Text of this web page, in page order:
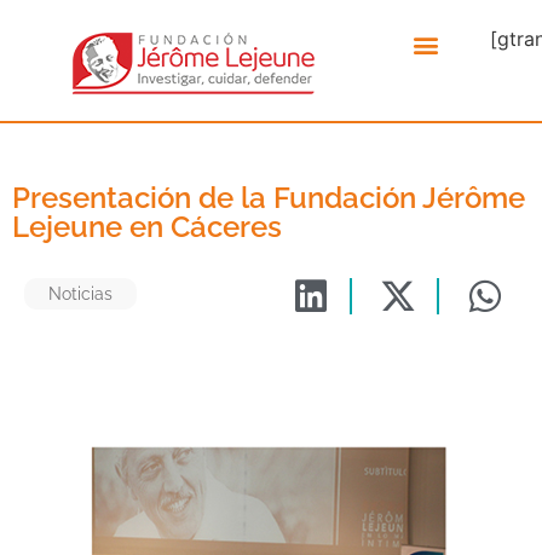
Presentación de la Fundación Jérôme
Lejeune en Cáceres
Noticias